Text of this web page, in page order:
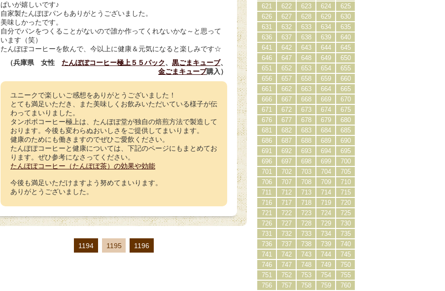
ぱいが嬉しいです♪
自家製たんぽぽパンもありがとうございました。
美味しかったです。
自分でパンをつくることがないので誰か作ってくれないかな～と思って
います（笑）
たんぽぽコーヒーを飲んで、今以上に健康＆元気になると楽しみです☆
（兵庫県 女性 たんぽぽコーヒー極上５５パック、 黒ごまキューブ、
金ごまキューブ購入）
ユニークで楽しいご感想をありがとうございました！
とても満足いただき、また美味しくお飲みいただいている様子が伝
わってまいりました。
タンポポコーヒー極上は、たんぽぽ堂が独自の焙煎方法で製造して
おります。今後も変わらぬおいしさをご提供してまいります。
健康のためにも働きますのでぜひご愛飲ください。
たんぽぽコーヒーと健康については、下記のページにもまとめてお
ります。ぜひ参考になさってください。
たんぽぽコーヒー（たんぽぽ茶）の効果や効能
今後も満足いただけますよう努めてまいります。
ありがとうございました。
1194 1195 1196
621
622 623 624
625
626
627 628 629
630
631
632 633 634
635
636
637 638 639
640
641
642 643 644
645
646
647 648 649
650
651
652 653 654
655
656
657 658 659
660
661
662 663 664
665
666
667 668 669
670
671
672 673 674
675
676
677 678 679
680
681
682 683 684
685
686
687 688 689
690
691
692 693 694
695
696
697 698 699
700
701
702 703 704
705
706
707 708 709
710
711
712 713 714
715
716
717 718 719
720
721
722 723 724
725
726
727 728 729
730
731
732 733 734
735
736
737 738 739
740
741
742 743 744
745
746
747 748 749
750
751
752 753 754
755
756
757 758 759 760